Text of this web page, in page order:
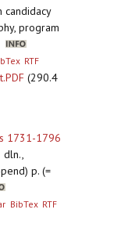
candidacy
program
RTF
(290.4
1731-1796
dln.,
p. (=
BibTex RTF